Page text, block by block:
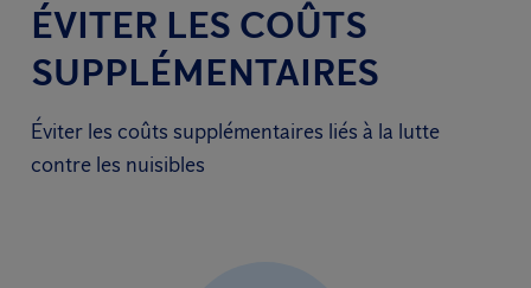
ÉVITER LES COÛTS
SUPPLÉMENTAIRES
Éviter les coûts supplémentaires liés à la lutte
contre les nuisibles